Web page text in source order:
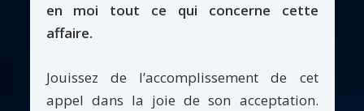
en moi tout ce qui concerne cette
affaire.
Jouissez de l’accomplissement de cet
appel dans la joie de son acceptation.